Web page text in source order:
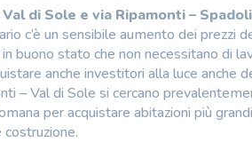
di Sole e via Ripamonti –
c’è un sensibile aumento dei prezzi
buono stato che non necessitano di
anche investitori alla luce anche
– Val di Sole si cercano
per acquistare abitazioni più